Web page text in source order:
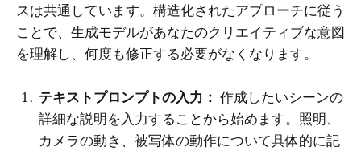
スは共通しています。構造化されたアプローチに従う
ことで、生成モデルがあなたのクリエイティブな意図
を理解し、何度も修正する必要がなくなります。
テキストプロンプトの入力： 作成したいシーンの
詳細な説明を入力することから始めます。照明、
カメラの動き、被写体の動作について具体的に記